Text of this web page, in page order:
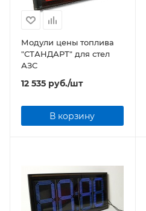
Модули цены топлива
"СТАНДАРТ" для стел
АЗС
12 535 руб./шт
В корзину